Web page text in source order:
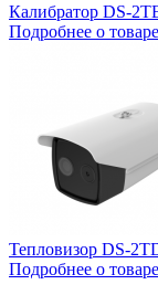
Калибратор DS-
Подробнее о товаре
Тепловизор DS-
Подробнее о товаре